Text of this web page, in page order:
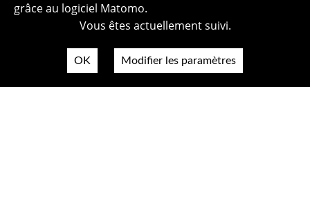
grâce au logiciel Matomo.
Vous êtes actuellement suivi.
OK Modifier les paramètres